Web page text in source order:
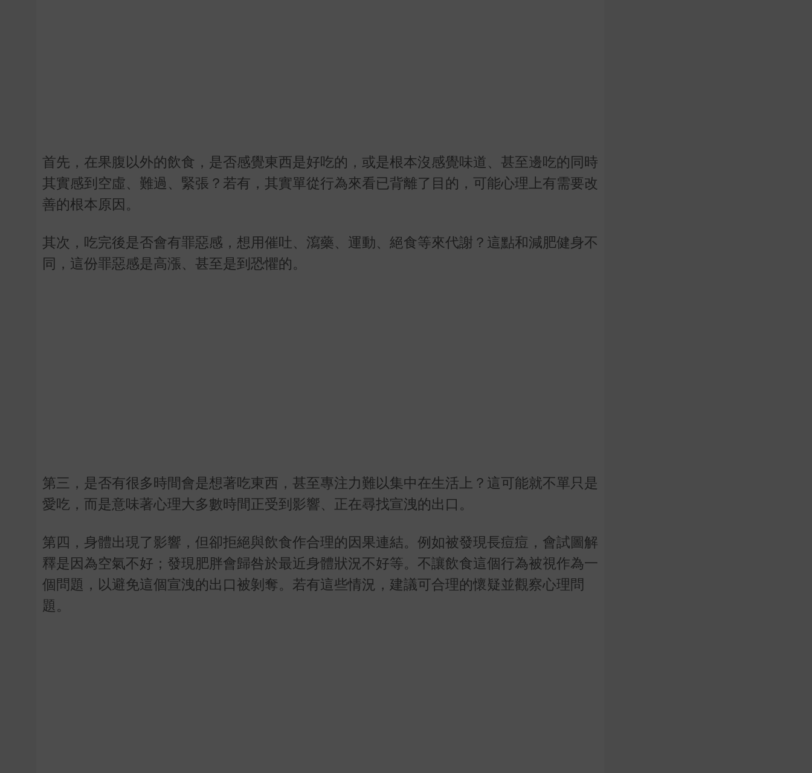
首先，在果腹以外的飲食，是否感覺東西是好吃的，或是根本沒感覺味道、甚至邊吃的同時
其實感到空虛、難過、緊張？若有，其實單從行為來看已背離了目的，可能心理上有需要改
善的根本原因。
其次，吃完後是否會有罪惡感，想用催吐、瀉藥、運動、絕食等來代謝？這點和減肥健身不
同，這份罪惡感是高漲、甚至是到恐懼的。
第三，是否有很多時間會是想著吃東西，甚至專注力難以集中在生活上？這可能就不單只是
愛吃，而是意味著心理大多數時間正受到影響、正在尋找宣洩的出口。
第四，身體出現了影響，但卻拒絕與飲食作合理的因果連結。例如被發現長痘痘，會試圖解
釋是因為空氣不好；發現肥胖會歸咎於最近身體狀況不好等。不讓飲食這個行為被視作為一
個問題，以避免這個宣洩的出口被剝奪。若有這些情況，建議可合理的懷疑並觀察心理問
題。